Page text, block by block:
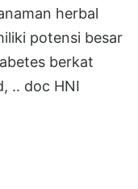
herbal
potensi besar
berkat
.. doc HNI